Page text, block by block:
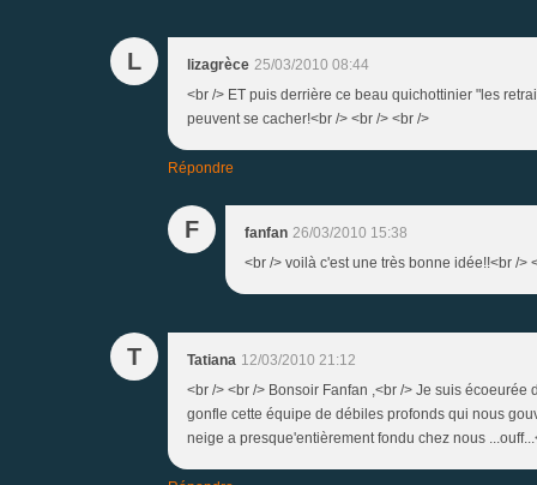
L lizagrèce 25/03/2010 08:44
<br /> ET puis derrière ce beau quichottinier "les
peuvent se cacher!<br /> <br /> <br />
Répondre
F fanfan 26/03/2010 15:38
<br /> voilà c'est une très bonne idée!!<br />
T Tatiana 12/03/2010 21:12
<br /> <br /> Bonsoir Fanfan ,<br /> Je suis
gonfle cette équipe de débiles profonds qui nous
neige a presque'entièrement fondu chez nous